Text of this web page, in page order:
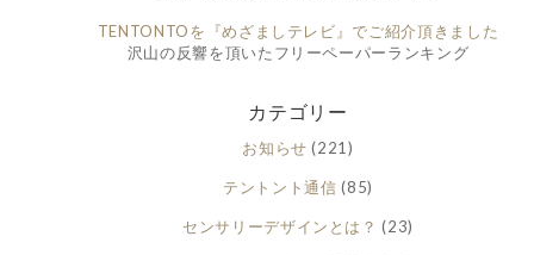
TENTONTOを『めざましテレビ』でご紹介頂きました
沢山の反響を頂いたフリーペーパーランキング
カテゴリー
お知らせ (221)
テントント通信 (85)
センサリーデザインとは？ (23)